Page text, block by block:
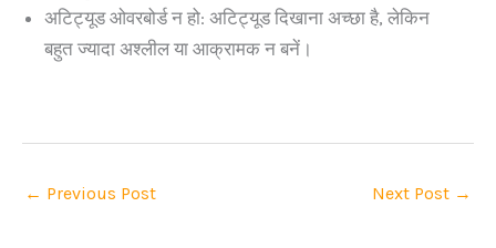
अटिट्यूड ओवरबोर्ड न हो: अटिट्यूड दिखाना अच्छा है, लेकिन
बहुत ज्यादा अश्लील या आक्रामक न बनें।
← Previous Post Next Post →